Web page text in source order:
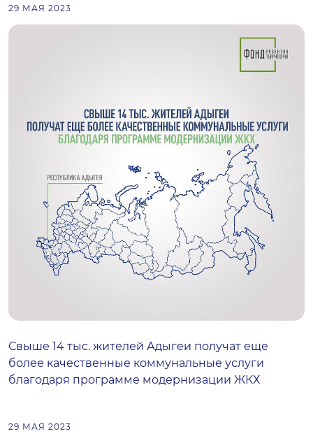
29 МАЯ 2023
Свыше 14 тыс. жителей Адыгеи получат еще
более качественные коммунальные услуги
благодаря программе модернизации ЖКХ
29 МАЯ 2023